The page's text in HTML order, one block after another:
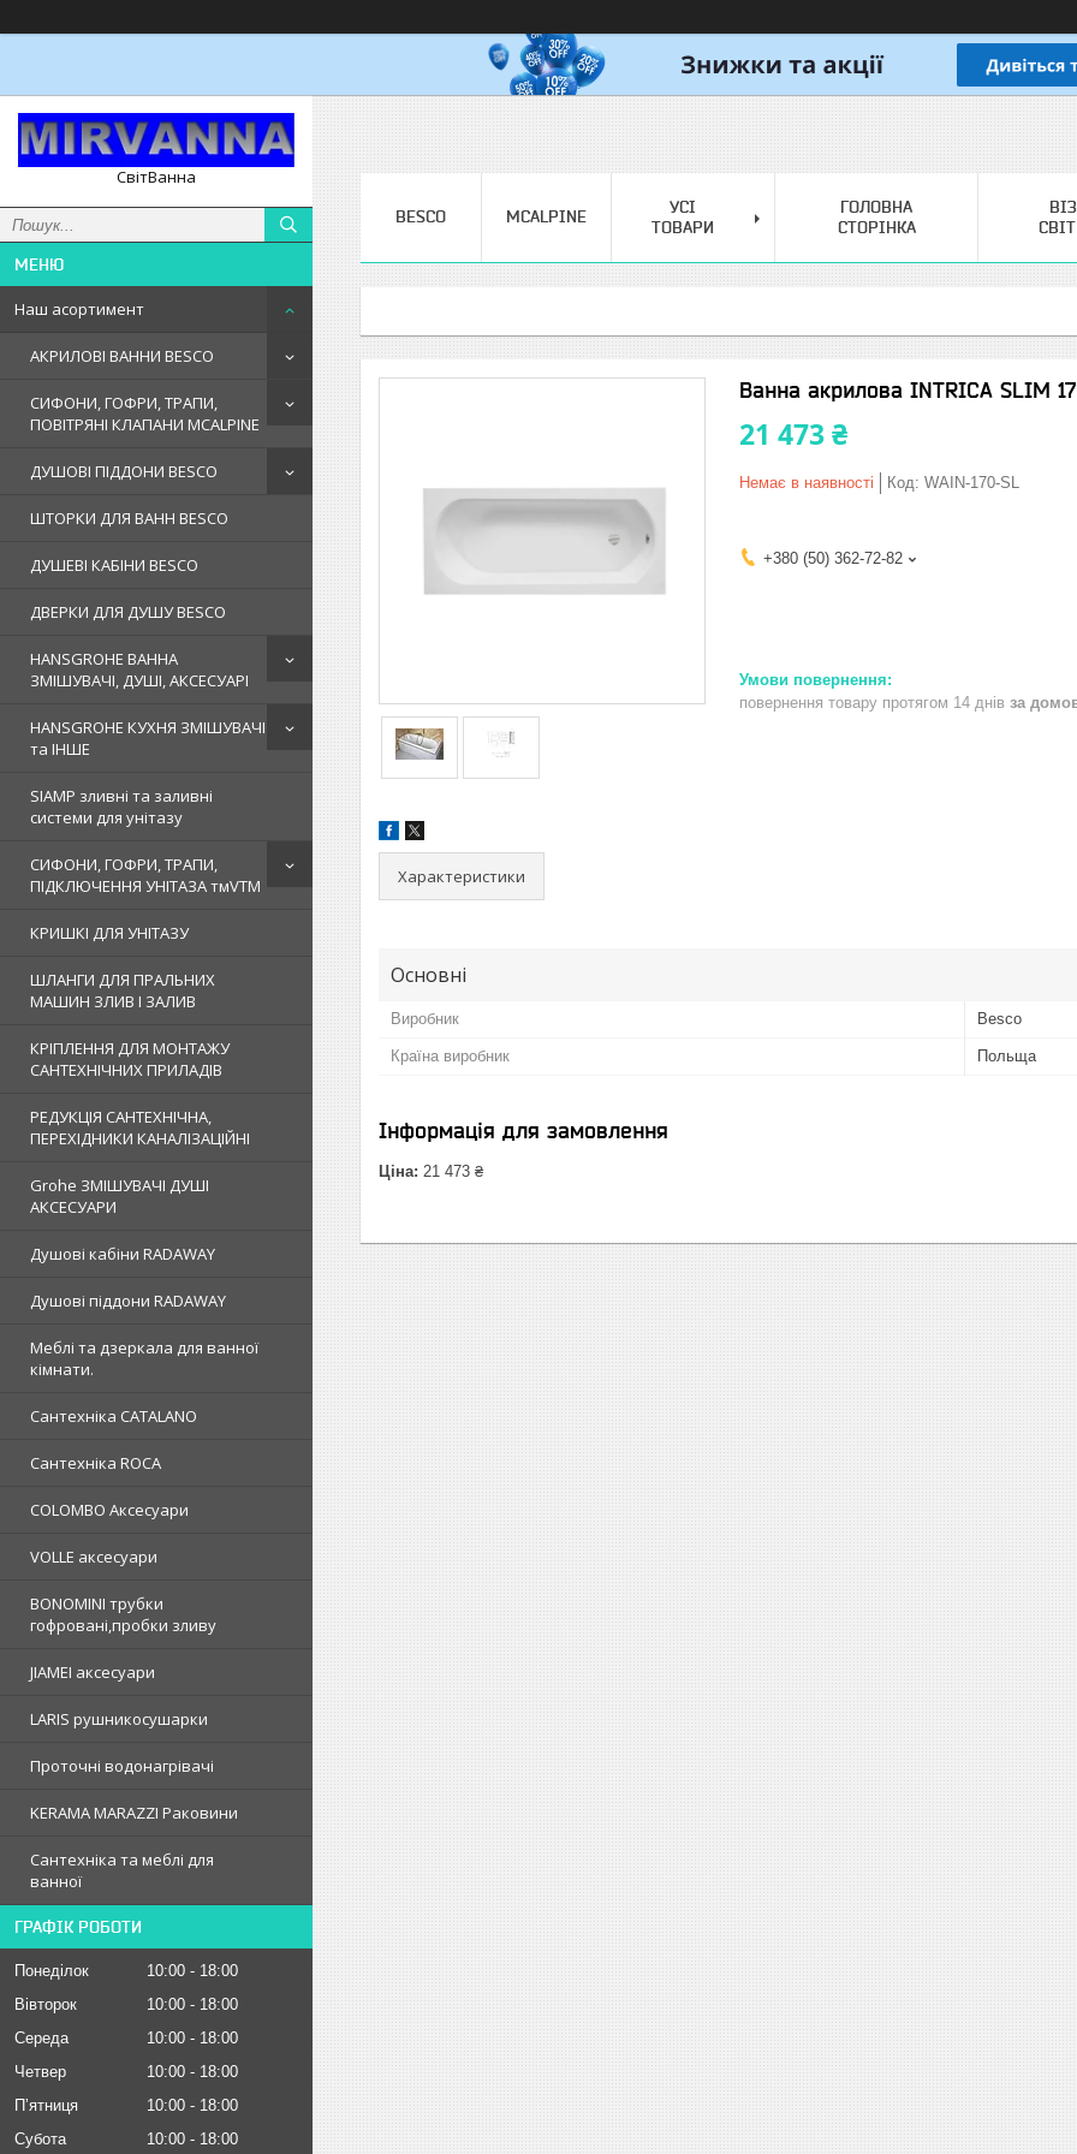
СвітВанна
Наш асортимент
АКРИЛОВІ ВАННИ BESCO
СИФОНИ, ГОФРИ, ТРАПИ,
ПОВІТРЯНІ КЛАПАНИ MCALPINE
ДУШОВІ ПІДДОНИ BESCO
ШТОРКИ ДЛЯ ВАНН BESCO
ДУШЕВІ КАБІНИ BESCO
ДВЕРКИ ДЛЯ ДУШУ BESCO
HANSGROHE ВАННА
ЗМІШУВАЧІ, ДУШІ, АКСЕСУАРІ
HANSGROHE КУХНЯ ЗМІШУВАЧІ
та ІНШЕ
SIAMP зливні та заливні
системи для унітазу
СИФОНИ, ГОФРИ, ТРАПИ,
ПІДКЛЮЧЕННЯ УНІТАЗА тмVTM
КРИШКІ ДЛЯ УНІТАЗУ
ШЛАНГИ ДЛЯ ПРАЛЬНИХ
МАШИН ЗЛИВ І ЗАЛИВ
КРІПЛЕННЯ ДЛЯ МОНТАЖУ
САНТЕХНІЧНИХ ПРИЛАДІВ
РЕДУКЦІЯ САНТЕХНІЧНА,
ПЕРЕХІДНИКИ КАНАЛІЗАЦІЙНІ
Grohe ЗМIШУВАЧI ДУШI
АКСЕСУАРИ
Душовi кабiни RADAWAY
Душовi пiддони RADAWAY
Меблi та дзеркала для ванної
кімнати.
Сантехнiка CATALANO
Сантехнiка ROCA
COLOMBO Аксесуари
VOLLE аксесуари
BONOMINI трубки
гофрованi,пробки зливу
JIAMEI аксесуари
LARIS рушникосушарки
Проточні водонагрівачі
KERAMA MARAZZI Раковини
Сантехніка та меблі для
ванної
ГРАФІК РОБОТИ
Понеділок 10:00
18:00
Вівторок
10:00
18:00
Середа
10:00
18:00
Четвер
10:00
18:00
Пʼятниця
10:00
18:00
Субота
10:00 18:00
BESCO MCALPINE
УСІ
ТОВАРИ
ГОЛОВНА
СТОРІНКА
Ванна акрилова INTRICA SLIM
21 473 ₴
Немає в наявності Код: WAIN-170-SL
+380 (50) 362-72-82
повернення товару протягом 14 днів за
Характеристики
Основні
Виробник Besco
Країна виробник Польща
Інформація для замовлення
Ціна: 21 473 ₴